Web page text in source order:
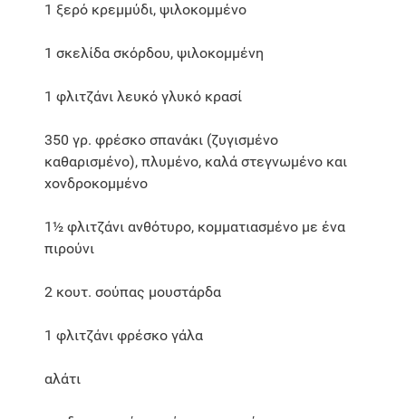
1 ξερό κρεμμύδι, ψιλοκομμένο
1 σκελίδα σκόρδου, ψιλοκομμένη
1 φλιτζάνι λευκό γλυκό κρασί
350 γρ. φρέσκο σπανάκι (ζυγισμένο
καθαρισμένο), πλυμένο, καλά στεγνωμένο και
χονδροκομμένο
1½ φλιτζάνι ανθότυρο, κομματιασμένο με ένα
πιρούνι
2 κουτ. σούπας μουστάρδα
1 φλιτζάνι φρέσκο γάλα
αλάτι